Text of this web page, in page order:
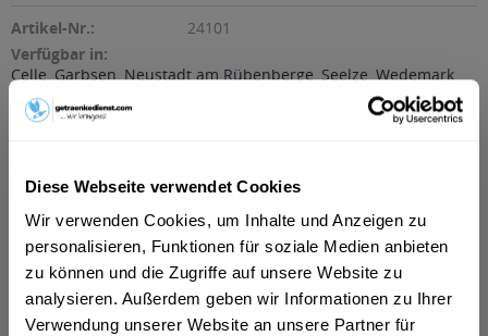
Diese Webseite verwendet Cookies
Wir verwenden Cookies, um Inhalte und Anzeigen zu
personalisieren, Funktionen für soziale Medien anbieten
zu können und die Zugriffe auf unsere Website zu
analysieren. Außerdem geben wir Informationen zu Ihrer
Verwendung unserer Website an unsere Partner für
Artikel-Nr.:
24101
Verfügbar in:
Celle,Garbsen,Neustadt am Rübenberge,Seelze,Wedemark,
Isernhagen
Hambühren,
Nienhagen,Stolzenau, Stolzenau Anemolter-Schinna, Stolzenau
Hibben, Stolzenau Holzhausen, Stolze
Winsen (Aller)
Beschreibung
mehr
"Creydt Maracuja-Nektar 6 x 1l"